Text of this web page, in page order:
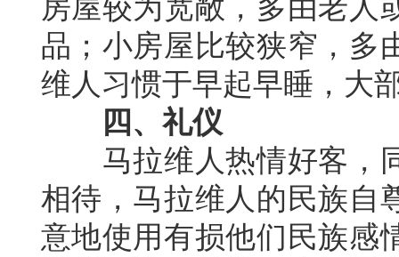
房屋较为宽敞，多由老人
品；小房屋比较狭窄，多
维人习惯于早起早睡，大
四、礼仪
马拉维人热情好客，
相待，马拉维人的民族自
意地使用有损他们民族感